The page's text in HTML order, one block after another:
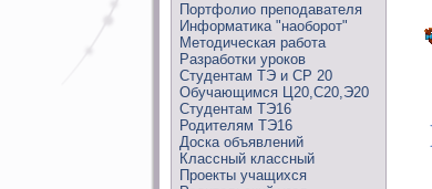
Портфолио преподавателя
Информатика "наоборот"
Методическая работа
Разработки уроков
Студентам ТЭ и СР 20
Обучающимся Ц20,С20,Э20
Студентам ТЭ16
Родителям ТЭ16
Доска объявлений
Классный классный
Проекты учащихся